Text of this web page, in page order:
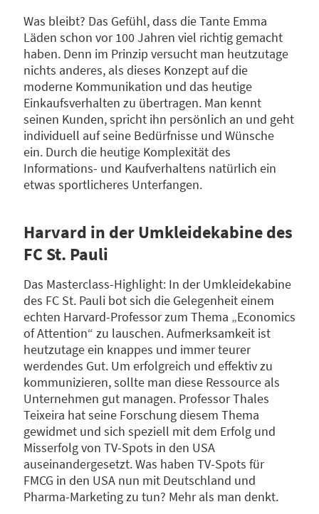
Was bleibt? Das Gefühl, dass die Tante Emma
Läden schon vor 100 Jahren viel richtig gemacht
haben. Denn im Prinzip versucht man heutzutage
nichts anderes, als dieses Konzept auf die
moderne Kommunikation und das heutige
Einkaufsverhalten zu übertragen. Man kennt
seinen Kunden, spricht ihn persönlich an und geht
individuell auf seine Bedürfnisse und Wünsche
ein. Durch die heutige Komplexität des
Informations- und Kaufverhaltens natürlich ein
etwas sportlicheres Unterfangen.
Harvard in der Umkleidekabine des
FC St. Pauli
Das Masterclass-Highlight: In der Umkleidekabine
des FC St. Pauli bot sich die Gelegenheit einem
echten Harvard-Professor zum Thema „Economics
of Attention“ zu lauschen. Aufmerksamkeit ist
heutzutage ein knappes und immer teurer
werdendes Gut. Um erfolgreich und effektiv zu
kommunizieren, sollte man diese Ressource als
Unternehmen gut managen. Professor Thales
Teixeira hat seine Forschung diesem Thema
gewidmet und sich speziell mit dem Erfolg und
Misserfolg von TV-Spots in den USA
auseinandergesetzt. Was haben TV-Spots für
FMCG in den USA nun mit Deutschland und
Pharma-Marketing zu tun? Mehr als man denkt.